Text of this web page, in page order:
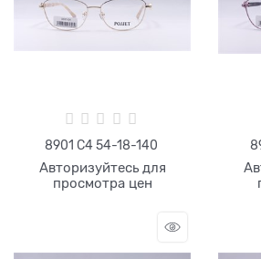
8901 C4 54-18-140
Авторизуйтесь для
просмотра цен